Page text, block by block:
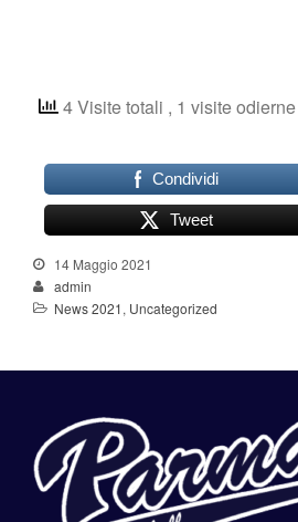
4 Visite totali , 1 visite odierne
Condividi
Tweet
14 Maggio 2021
admin
News 2021, Uncategorized